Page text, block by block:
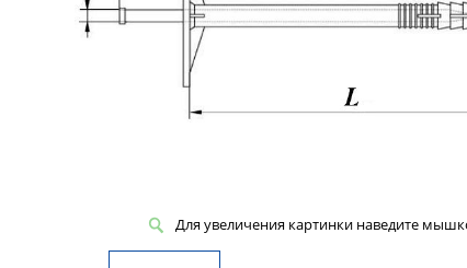
Для увеличения картинки наведите